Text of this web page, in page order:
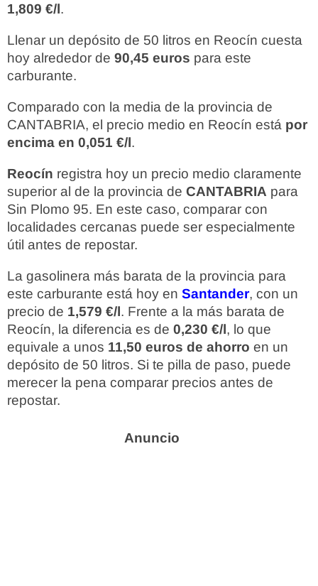
1,809 €/l.
Llenar un depósito de 50 litros en Reocín cuesta
hoy alrededor de 90,45 euros para este
carburante.
Comparado con la media de la provincia de
CANTABRIA, el precio medio en Reocín está por
encima en 0,051 €/l.
Reocín registra hoy un precio medio claramente
superior al de la provincia de CANTABRIA para
Sin Plomo 95. En este caso, comparar con
localidades cercanas puede ser especialmente
útil antes de repostar.
La gasolinera más barata de la provincia para
este carburante está hoy en Santander, con un
precio de 1,579 €/l. Frente a la más barata de
Reocín, la diferencia es de 0,230 €/l, lo que
equivale a unos 11,50 euros de ahorro en un
depósito de 50 litros. Si te pilla de paso, puede
merecer la pena comparar precios antes de
repostar.